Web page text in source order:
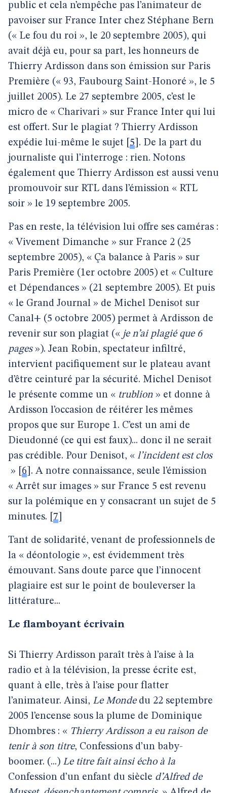
public et cela n’empêche pas l’animateur de
pavoiser sur France Inter chez Stéphane Bern
(« Le fou du roi », le 20 septembre 2005), qui
avait déjà eu, pour sa part, les honneurs de
Thierry Ardisson dans son émission sur Paris
Première (« 93, Faubourg Saint-Honoré », le 5
juillet 2005). Le 27 septembre 2005, c’est le
micro de « Charivari » sur France Inter qui lui
est offert. Sur le plagiat ? Thierry Ardisson
expédie lui-même le sujet 5 . De la part du
journaliste qui l’interroge : rien. Notons
également que Thierry Ardisson est aussi venu
promouvoir sur RTL dans l’émission « RTL
soir » le 19 septembre 2005.
Pas en reste, la télévision lui offre ses caméras :
« Vivement Dimanche » sur France 2 (25
septembre 2005), « Ça balance à Paris » sur
Paris Première (1er octobre 2005) et « Culture
et Dépendances » (21 septembre 2005). Et puis
« le Grand Journal » de Michel Denisot sur
Canal+ (5 octobre 2005) permet à Ardisson de
revenir sur son plagiat (« je n’ai plagié que 6
pages»). Jean Robin, spectateur infiltré,
intervient pacifiquement sur le plateau avant
d’être ceinturé par la sécurité. Michel Denisot
le présente comme un « trublion » et donne à
Ardisson l’occasion de réitérer les mêmes
propos que sur Europe 1. C’est un ami de
Dieudonné (ce qui est faux)... donc il ne serait
pas crédible. Pour Denisot, « l’incident est clos
»
6 . A notre connaissance, seule l’émission
« Arrêt sur images » sur France 5 est revenu
sur la polémique en y consacrant un sujet de 5
minutes.
7
Tant de solidarité, venant de professionnels de
la « déontologie », est évidemment très
émouvant. Sans doute parce que l’innocent
plagiaire est sur le point de bouleverser la
littérature...
Le flamboyant écrivain
Si Thierry Ardisson paraît très à l’aise à la
radio et à la télévision, la presse écrite est,
quant à elle, très à l’aise pour flatter
l’animateur. Ainsi, Le Monde du 22 septembre
2005 l’encense sous la plume de Dominique
Dhombres : « Thierry Ardisson a eu raison de
tenir à son titre, Confessions d’un baby-
boomer. (...) Le titre fait ainsi écho à la
Confession d’un enfant du siècle d’Alfred de